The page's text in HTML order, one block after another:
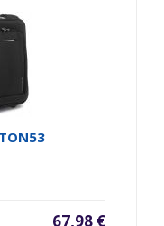
67,98 €